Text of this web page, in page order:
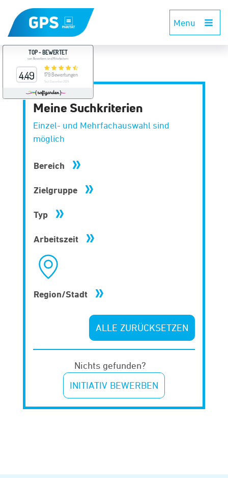
Menu
Meine Suchkriterien
Einzel- und Mehrfachauswahl sind
möglich
Bereich
Zielgruppe
Typ
Arbeitszeit
Region/Stadt
ALLE ZURÜCKSETZEN
Nichts gefunden?
INITIATIV BEWERBEN